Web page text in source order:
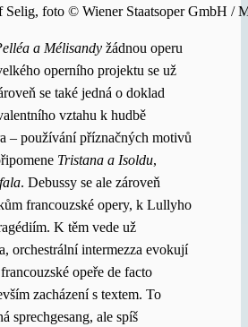
Selig, foto © Wiener Staatsoper GmbH /
a Mélisandyžádnou operu
operního projektu se už
se také jedná o doklad
vztahu k hudbě
– používání příznačných motivů
Tristana a Isoldu,
. Debussy se ale zároveň
francouzské opery, k Lullyho
K těm vede už
orchestrální intermezza evokují
opeře de facto
zacházení s textem. To
sprechgesang, ale spíš